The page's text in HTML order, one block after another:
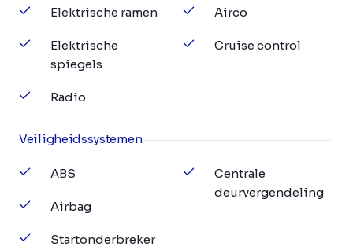
Elektrische ramen
Elektrische
spiegels
Radio
Airco
Cruise control
Veiligheidssystemen
ABS
Airbag
Startonderbreker
Centrale
deurvergendeling